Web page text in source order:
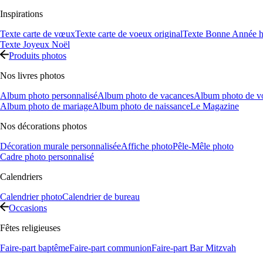
Inspirations
Texte carte de vœuxTexte carte de voeux originalTexte Bonne Année
Texte Joyeux Noël
Produits photos
Nos livres photos
Album photo personnaliséAlbum photo de vacancesAlbum photo de
Album photo de mariageAlbum photo de naissanceLe Magazine
Nos décorations photos
Décoration murale personnaliséeAffiche photoPêle-Mêle photo
Cadre photo personnalisé
Calendriers
Calendrier photoCalendrier de bureau
Occasions
Fêtes religieuses
Faire-part baptêmeFaire-part communionFaire-part Bar Mitzvah